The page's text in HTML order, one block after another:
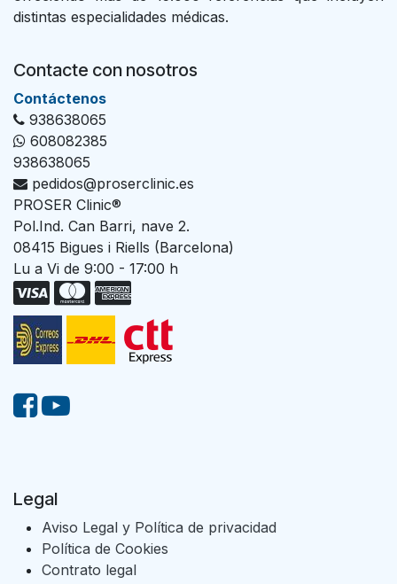
distintas especialidades médicas.
Contacte con nosotros
Con​tác​tenos
938638065
608082385
938638065
pedidos@proserclinic.es
PROSER Clinic®
Pol.Ind. Can Barri, nave 2.
08415 Bigues i Riells (Barcelona)
Lu a Vi de 9:00 - 17:00 h
Legal
Aviso Legal y Política de privacidad
Política de Cookies
Contrato legal